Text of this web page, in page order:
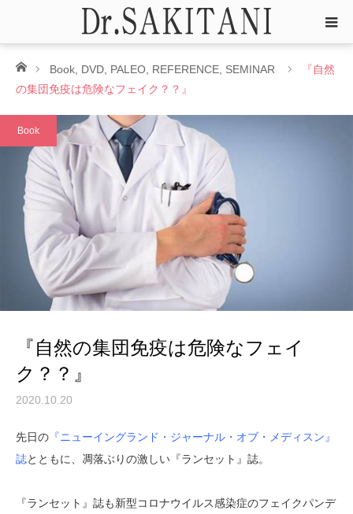
ホームBook DVD PALEO REFERENCE SEMINAR
『自然
の集団免疫は危険なフェイク？？』
Book
『自然の集団免疫は危険なフェイ
ク？？』
2020.10.20
先日の 『ニューイングランド・ジャーナル・オブ・メディスン』
誌とともに、凋落ぶりの激しい『ランセット』誌。
『ランセット』誌も新型コロナウイルス感染症のフェイクパンデ